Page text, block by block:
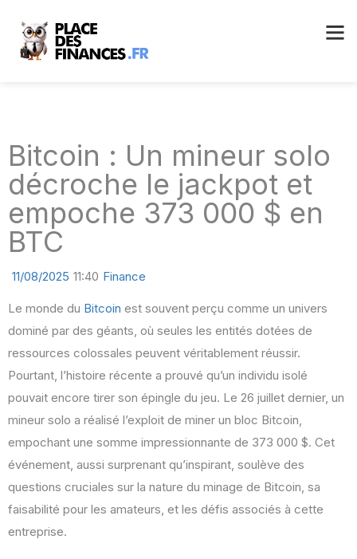
Bitcoin : Un mineur solo
décroche le jackpot et
empoche 373 000 $ en
BTC
11/08/2025 11:40 Finance
Le monde du Bitcoin est souvent perçu comme un univers
dominé par des géants, où seules les entités dotées de
ressources colossales peuvent véritablement réussir.
Pourtant, l’histoire récente a prouvé qu’un individu isolé
pouvait encore tirer son épingle du jeu. Le 26 juillet dernier, un
mineur solo a réalisé l’exploit de miner un bloc Bitcoin,
empochant une somme impressionnante de 373 000 $. Cet
événement, aussi surprenant qu’inspirant, soulève des
questions cruciales sur la nature du minage de Bitcoin, sa
faisabilité pour les amateurs, et les défis associés à cette
entreprise.